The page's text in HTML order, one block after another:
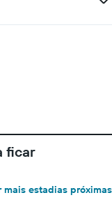
ficar
mais estadias próximas